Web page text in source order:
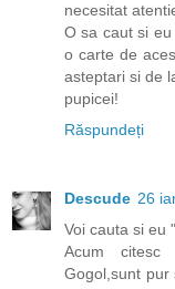
necesitat
O sa caut si
o carte de
asteptari si de
pupicei!
Răspundeți
Descude 26
Voi cauta si eu
Acum citesc
Gogol,sunt pur